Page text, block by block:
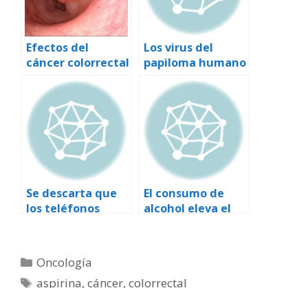
Efectos del
cáncer colorrectal
Los virus del
papiloma humano
y el cáncer:
preguntas y
respuestas
Se descarta que
los teléfonos
melanoma ocular
El consumo de
alcohol eleva el
Categorías
Oncología
Etiquetas
aspirina,cáncer,colorrectal